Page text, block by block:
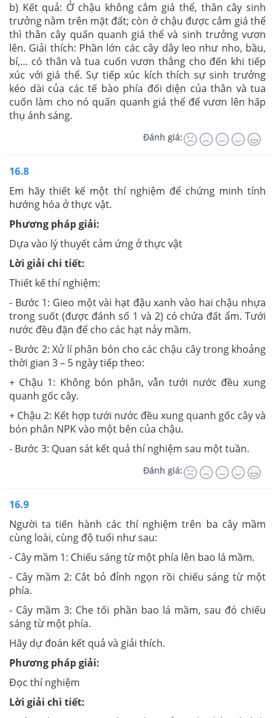
b) Kết quả: Ở chậu không cắm giá thể, thân cây sinh
trưởng nằm trên mặt đất; còn ở chậu được cắm giá thể
thì thân cây quấn quanh giá thể và sinh trưởng vươn
lên. Giải thích: Phần lớn các cây dây leo như nho, bầu,
bí,... có thân và tua cuốn vươn thẳng cho đến khi tiếp
xúc với giá thể. Sự tiếp xúc kích thích sự sinh trưởng
kéo dài của các tế bào phía đối diện của thân và tua
cuốn làm cho nó quấn quanh giá thể để vươn lên hấp
thụ ánh sáng.
Đánh giá:
16.8
Em hãy thiết kế một thí nghiệm để chứng minh tính
hướng hóa ở thực vật.
Phương pháp giải:
Dựa vào lý thuyết cảm ứng ở thực vật
Lời giải chi tiết:
Thiết kế thí nghiệm:
- Bước 1: Gieo một vài hạt đậu xanh vào hai chậu nhựa
trong suốt (được đánh số 1 và 2) có chứa đất ẩm. Tưới
nước đều đặn để cho các hạt nảy mầm.
- Bước 2: Xử lí phân bón cho các chậu cây trong khoảng
thời gian 3 – 5 ngày tiếp theo:
+ Chậu 1: Không bón phân, vẫn tưới nước đều xung
quanh gốc cây.
+ Chậu 2: Kết hợp tưới nước đều xung quanh gốc cây và
bón phân NPK vào một bên của chậu.
- Bước 3: Quan sát kết quả thí nghiệm sau một tuần.
Đánh giá:
16.9
Người ta tiến hành các thí nghiệm trên ba cây mầm
cùng loài, cùng độ tuổi như sau:
- Cây mầm 1: Chiếu sáng từ một phía lên bao lá mầm.
- Cây mầm 2: Cắt bỏ đỉnh ngọn rồi chiếu sáng từ một
phía.
- Cây mầm 3: Che tối phần bao lá mầm, sau đó chiếu
sáng từ một phía.
Hãy dự đoán kết quả và giải thích.
Phương pháp giải:
Đọc thí nghiệm
Lời giải chi tiết: